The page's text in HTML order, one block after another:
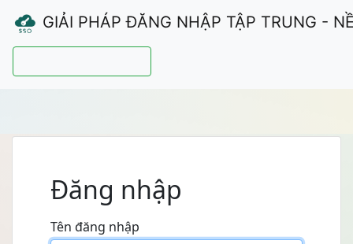
GIẢI PHÁP ĐĂNG NHẬP TẬP TRUNG -
Đăng nhập
Tên đăng nhập